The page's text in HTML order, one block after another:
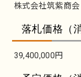
株式会社筑紫商会
落札価格（
39,400,000円